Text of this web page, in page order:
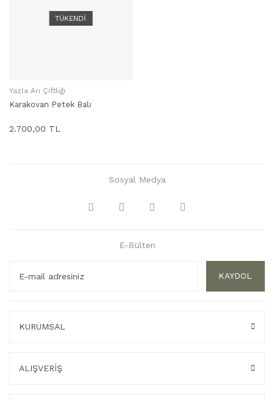
TÜKENDİ
STOKTA YOK
Yazla Arı Çiftliği
Karakovan Petek Balı
2.700,00 TL
Sosyal Medya
E-Bülten
KAYDOL
KURUMSAL
ALIŞVERİŞ